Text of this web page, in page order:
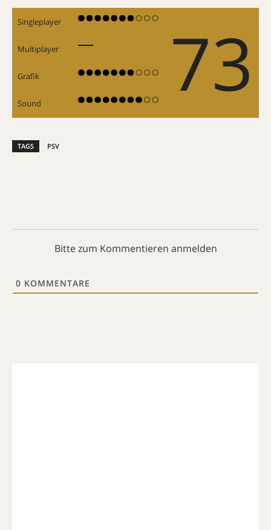
Singleplayer 73
Multiplayer
Grafik
Sound
TAGS PSV
Bitte zum Kommentieren anmelden
0 KOMMENTARE